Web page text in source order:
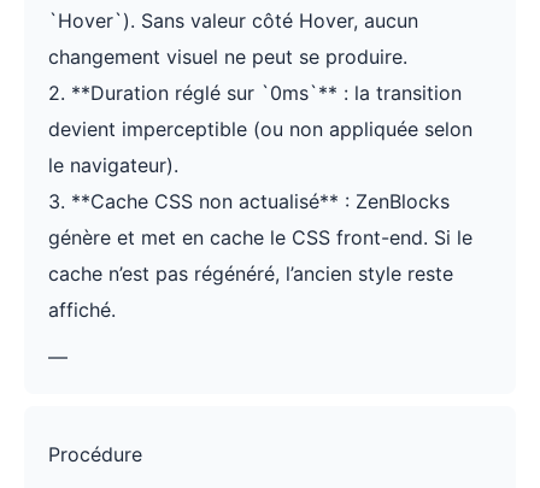
`Hover`). Sans valeur côté Hover, aucun
changement visuel ne peut se produire.
2. **Duration réglé sur `0ms`** : la transition
devient imperceptible (ou non appliquée selon
le navigateur).
3. **Cache CSS non actualisé** : ZenBlocks
génère et met en cache le CSS front-end. Si le
cache n’est pas régénéré, l’ancien style reste
affiché.
—
Procédure